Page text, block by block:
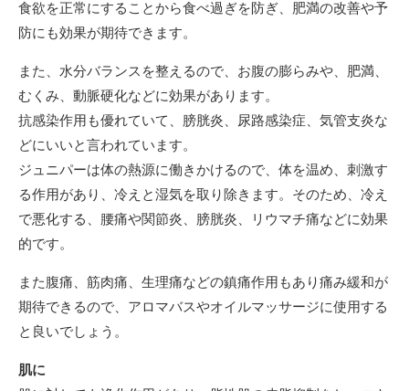
食欲を正常にすることから食べ過ぎを防ぎ、肥満の改善や予
防にも効果が期待できます。
また、水分バランスを整えるので、お腹の膨らみや、肥満、
むくみ、動脈硬化などに効果があります。
抗感染作用も優れていて、膀胱炎、尿路感染症、気管支炎な
どにいいと言われています。
ジュニパーは体の熱源に働きかけるので、体を温め、刺激す
る作用があり、冷えと湿気を取り除きます。そのため、冷え
で悪化する、腰痛や関節炎、膀胱炎、リウマチ痛などに効果
的です。
また腹痛、筋肉痛、生理痛などの鎮痛作用もあり痛み緩和が
期待できるので、アロマバスやオイルマッサージに使用する
と良いでしょう。
肌に